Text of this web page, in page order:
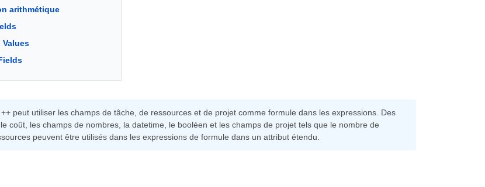
arithmétique
Values
++ peut utiliser les champs de tâche, de ressources et de projet comme formule dans les expressions. Des
coût, les champs de nombres, la datetime, le booléen et les champs de projet tels que le nombre de
peuvent être utilisés dans les expressions de formule dans un attribut étendu.